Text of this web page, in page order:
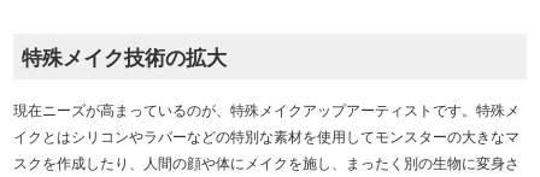
特殊メイク技術の拡大
現在ニーズが高まっているのが、特殊メイクアップアーティストです。特殊メ
イクとはシリコンやラバーなどの特別な素材を使用してモンスターの大きなマ
スクを作成したり、人間の顔や体にメイクを施し、まったく別の生物に変身さ